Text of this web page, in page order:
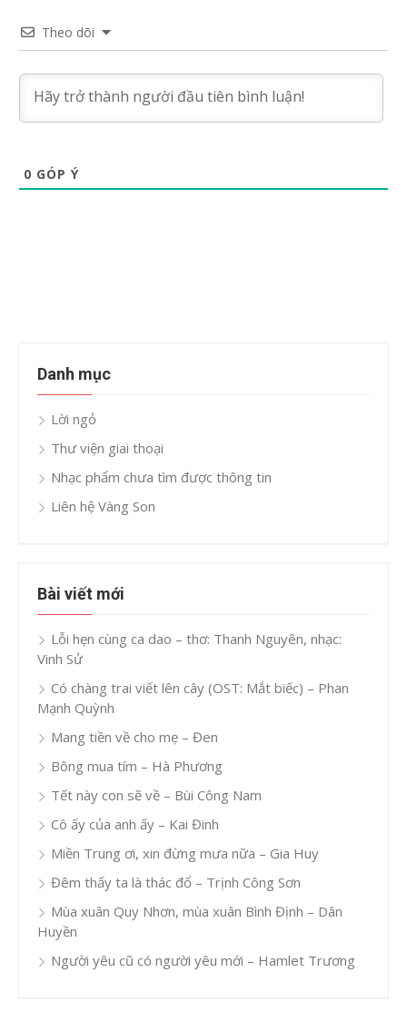
Theo dõi
0 GÓP Ý
Danh mục
Lời ngỏ
Thư viện giai thoại
Nhạc phẩm chưa tìm được thông tin
Liên hệ Vàng Son
Bài viết mới
Lỗi hẹn cùng ca dao – thơ: Thanh Nguyên, nhạc:
Vinh Sử
Có chàng trai viết lên cây (OST: Mắt biếc) – Phan
Mạnh Quỳnh
Mang tiền về cho mẹ – Đen
Bông mua tím – Hà Phương
Tết này con sẽ về – Bùi Công Nam
Cô ấy của anh ấy – Kai Đinh
Miền Trung ơi, xin đừng mưa nữa – Gia Huy
Đêm thấy ta là thác đổ – Trịnh Công Sơn
Mùa xuân Quy Nhơn, mùa xuân Bình Định – Dân
Huyền
Người yêu cũ có người yêu mới – Hamlet Trương